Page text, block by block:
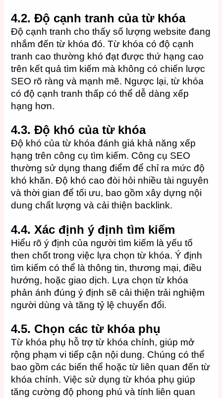
4.2.Độ cạnh tranh của từ khóa
Độ cạnh tranh cho thấy số lượng website đang
nhắm đến từ khóa đó. Từ khóa có độ cạnh
tranh cao thường khó đạt được thứ hạng cao
trên kết quả tìm kiếm mà không có chiến lược
SEO rõ ràng và mạnh mẽ. Ngược lại, từ khóa
có độ cạnh tranh thấp có thể dễ dàng xếp
hạng hơn.
4.3. Độ khó của từ khóa
Độ khó của từ khóa đánh giá khả năng xếp
hạng trên công cụ tìm kiếm. Công cụ SEO
thường sử dụng thang điểm để chỉ ra mức độ
khó khăn. Độ khó cao đòi hỏi nhiều tài nguyên
và thời gian để tối ưu, bao gồm xây dựng nội
dung chất lượng và cải thiện backlink.
4.4. Xác định ý định tìm kiếm
Hiểu rõ ý định của người tìm kiếm là yếu tố
then chốt trong việc lựa chọn từ khóa. Ý định
tìm kiếm có thể là thông tin, thương mại, điều
hướng, hoặc giao dịch. Lựa chọn từ khóa
phản ánh đúng ý định sẽ cải thiện trải nghiệm
người dùng và tăng tỷ lệ chuyển đổi.
4.5. Chọn các từ khóa phụ
Từ khóa phụ hỗ trợ từ khóa chính, giúp mở
rộng phạm vi tiếp cận nội dung. Chúng có thể
bao gồm các biến thể hoặc từ liên quan đến từ
khóa chính. Việc sử dụng từ khóa phụ giúp
tăng cường độ phong phú và tính liên quan